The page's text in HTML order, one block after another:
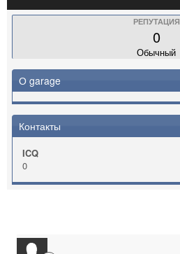
РЕПУТАЦИЯ
0
Обычный
О garage
Контакты
ICQ
0